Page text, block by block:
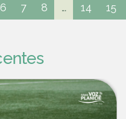
6 7 8 ... 14 15